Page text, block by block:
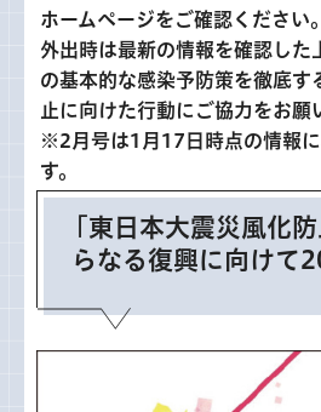
ホームページをご確認ください。
外出時は最新の情報を確認した
の基本的な感染予防策を徹底す
止に向けた行動にご協力をお願
※2月号は1月17日時点の情報
す。
「東日本大震災風化
らなる復興に向けて